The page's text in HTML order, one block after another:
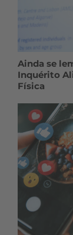
Ainda se
Inquérito
Física